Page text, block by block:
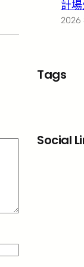
計
2026
Tags
Social